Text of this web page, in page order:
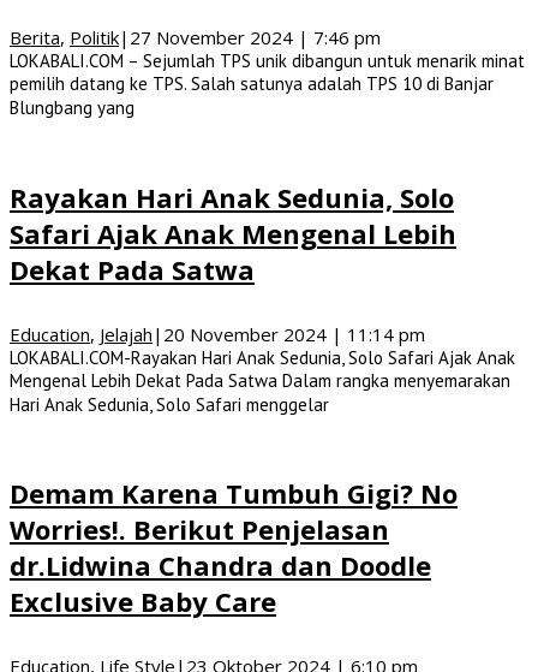
Berita, Politik| 27 November 2024 | 7:46 pm
LOKABALI.COM – Sejumlah TPS unik dibangun untuk menarik minat
pemilih datang ke TPS. Salah satunya adalah TPS 10 di Banjar
Blungbang yang
Rayakan Hari Anak Sedunia, Solo
Safari Ajak Anak Mengenal Lebih
Dekat Pada Satwa
Education, Jelajah | 20 November 2024 | 11:14 pm
LOKABALI.COM-Rayakan Hari Anak Sedunia, Solo Safari Ajak Anak
Mengenal Lebih Dekat Pada Satwa Dalam rangka menyemarakan
Hari Anak Sedunia, Solo Safari menggelar
Demam Karena Tumbuh Gigi? No
Worries!. Berikut Penjelasan
dr.Lidwina Chandra dan Doodle
Exclusive Baby Care
Education, Life Style | 23 Oktober 2024 | 6:10 pm